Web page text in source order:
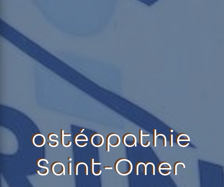
ostéopathie
Saint-Omer